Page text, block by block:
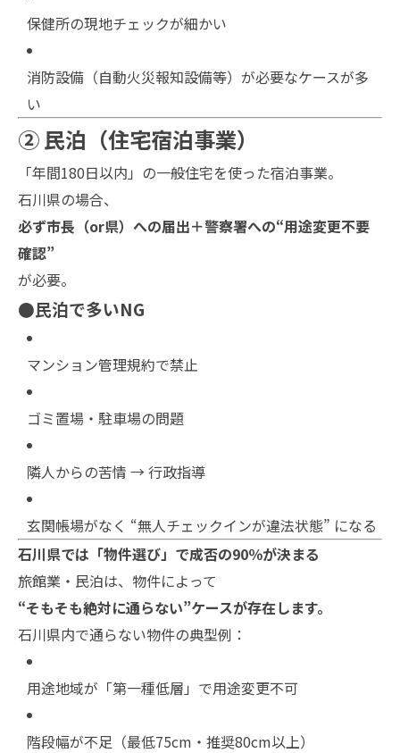
保健所の現地チェックが細かい
消防設備（自動火災報知設備等）が必要なケースが多
い
② 民泊（住宅宿泊事業）
「年間180日以内」の一般住宅を使った宿泊事業。
石川県の場合、
必ず市長（or県）への届出＋警察署への“用途変更不要
確認”
が必要。
●民泊で多いNG
マンション管理規約で禁止
ゴミ置場・駐車場の問題
隣人からの苦情 → 行政指導
玄関帳場がなく “無人チェックインが違法状態” になる
石川県では「物件選び」で成否の90％が決まる
旅館業・民泊は、物件によって
“そもそも絶対に通らない”ケースが存在します。
石川県内で通らない物件の典型例：
用途地域が「第一種低層」で用途変更不可
階段幅が不足（最低75cm・推奨80cm以上）